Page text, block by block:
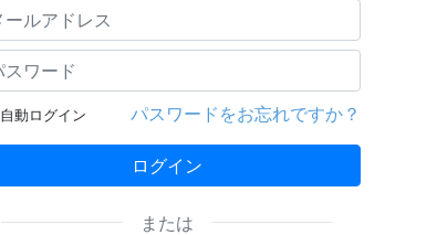
自動ログイン パスワードをお忘れですか？
ログイン
または